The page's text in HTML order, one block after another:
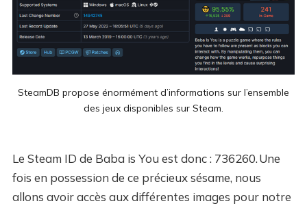
SteamDB propose énormément d’informations sur l’ensemble
des jeux disponibles sur Steam.
Le Steam ID de Baba is You est donc : 736260. Une
fois en possession de ce précieux sésame, nous
allons avoir accès aux différentes images pour notre